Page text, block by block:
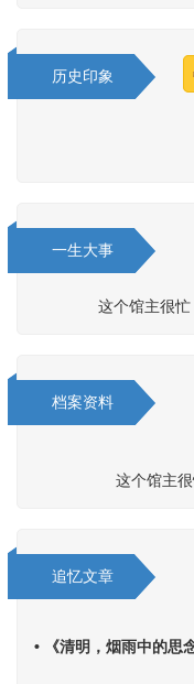
历史印象
一生大事
这个馆主很忙
档案资料
这个馆主
追忆文章
• 《清明，烟雨中的思